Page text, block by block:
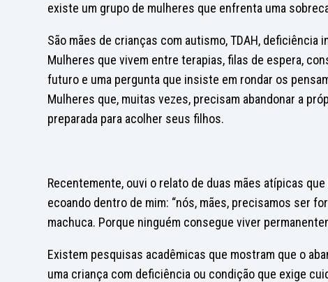
existe um grupo de mulheres que enfrenta uma
São mães de crianças com autismo, TDAH,
Mulheres que vivem entre terapias, filas de espera,
futuro e uma pergunta que insiste em rondar os
Mulheres que, muitas vezes, precisam abandonar a
preparada para acolher seus filhos.
Recentemente, ouvi o relato de duas mães atípicas
ecoando dentro de mim: “nós, mães, precisamos ser
machuca. Porque ninguém consegue viver
Existem pesquisas acadêmicas que mostram que o
uma criança com deficiência ou condição que exige